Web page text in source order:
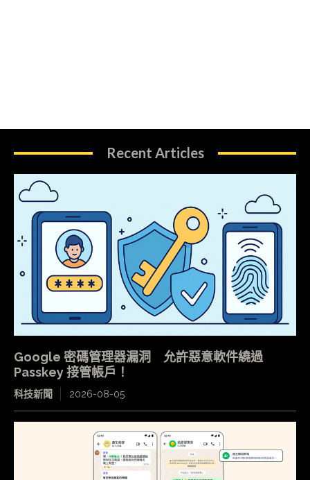
Recent Articles
Google 密碼管理器漏洞 允許惡意軟件繞過
Passkey 接管帳戶！
科技新聞 2026-08-05